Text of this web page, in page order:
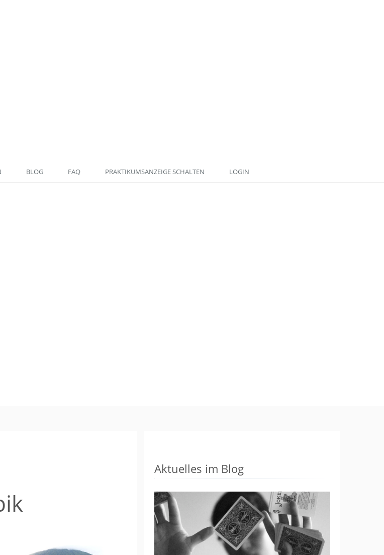
BLOG FAQ PRAKTIKUMSANZEIGE SCHALTEN LOGIN
Aktuelles im Blog